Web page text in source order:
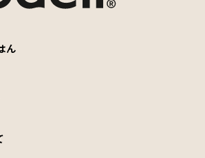
ん